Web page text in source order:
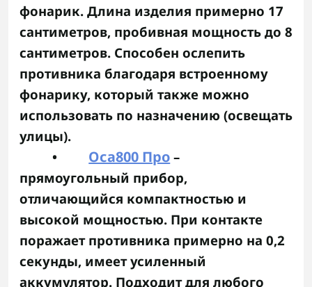
фонарик. Длина изделия примерно 17
сантиметров, пробивная мощность до 8
сантиметров. Способен ослепить
противника благодаря встроенному
фонарику, который также можно
использовать по назначению (освещать
улицы).
• Оса800 Про –
прямоугольный прибор,
отличающийся компактностью и
высокой мощностью. При контакте
поражает противника примерно на 0,2
секунды, имеет усиленный
аккумулятор. Подходит для любого